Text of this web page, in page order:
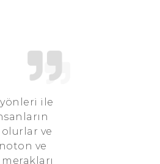
yönleri ile
ve
ve